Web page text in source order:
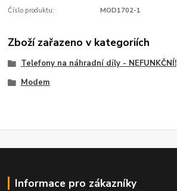
Číslo produktu: MOD1702-1
Zboží zařazeno v kategoriích
Telefony na náhradní díly - NEFUNKČNÍ!
Modem
Informace pro zákazníky